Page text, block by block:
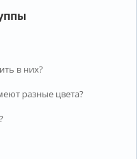
в них?
разные цвета?